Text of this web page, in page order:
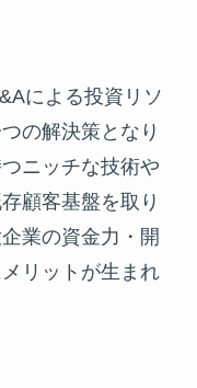
による投資リソ
の解決策となり
ニッチな技術や
顧客基盤を取り
業の資金力・開
リットが生まれ